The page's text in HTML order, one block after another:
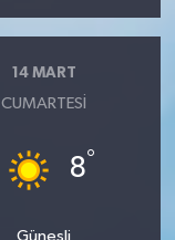
14 MART
CUMARTESI
8°
Güneşli